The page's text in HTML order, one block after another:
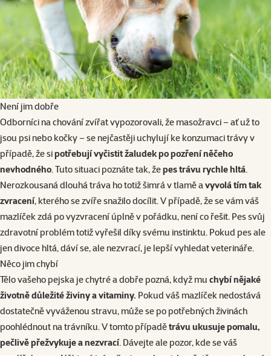
Není jim dobře
Odborníci na chování zvířat vypozorovali, že masožravci – ať už to
jsou psi nebo kočky – se nejčastěji uchylují ke konzumaci trávy v
případě, že sipotřebují vyčistit žaludek po pozření něčeho
nevhodného. Tuto situaci poznáte tak, žepes trávu rychle hltá.
Nerozkousaná dlouhá tráva ho totiž šimrá v tlamě avyvolá tím tak
zvracení, kterého se zvíře snažilo docílit. V případě, že se vám váš
mazlíček zdá po vyzvracení úplně v pořádku, není co řešit. Pes svůj
zdravotní problém totiž vyřešil díky svému instinktu. Pokud pes ale
jen divoce hltá, dáví se, ale nezvrací, je lepší vyhledat veterináře.
Něco jim chybí
Tělo vašeho pejska je chytré a dobře pozná, když mu chybí nějaké
životně důležité živiny a vitaminy. Pokud váš mazlíček nedostává
dostatečně vyváženou stravu, může se po potřebných živinách
poohlédnout na trávníku. V tomto případětrávu ukusuje pomalu,
pečlivě přežvykuje a nezvrací. Dávejte ale pozor, kde se váš